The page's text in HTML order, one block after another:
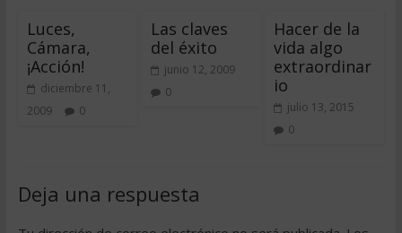
Luces,
Cámara,
¡Acción!
diciembre 11,
2009
0
Las claves
del éxito
junio 12, 2009
0
Hacer de la
vida algo
extraordinar
io
julio 13, 2015
0
Deja una respuesta